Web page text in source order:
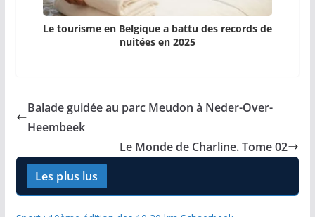
Le tourisme en Belgique a battu des records de
nuitées en 2025
Balade guidée au parc Meudon à Neder-Over-
Heembeek
Le Monde de Charline. Tome 02
Les plus lus